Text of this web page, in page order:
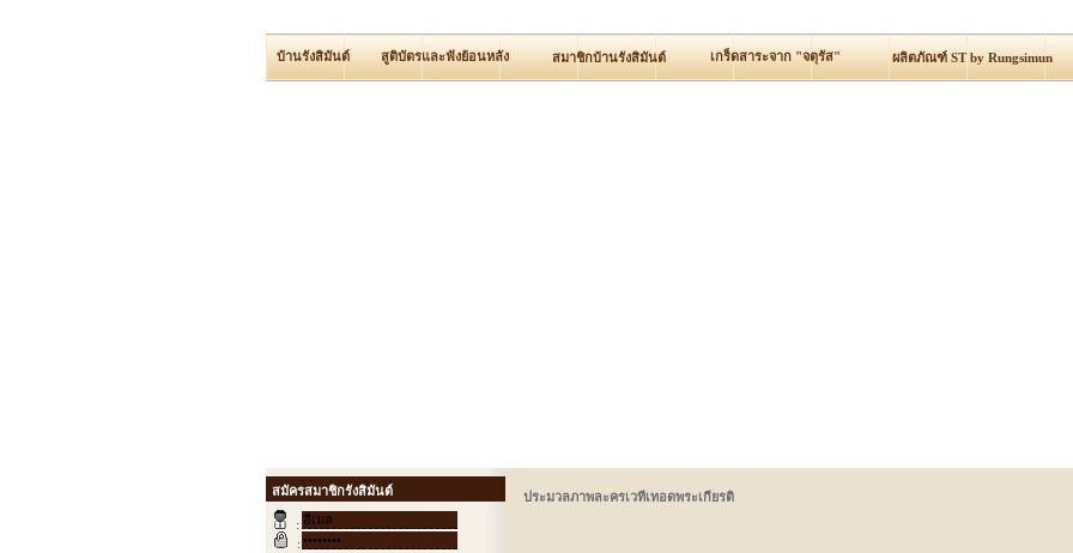
บ้านรังสิมันต์ สูติบัตรและฟังย้อนหลัง สมาชิกบ้านรังสิมันต์ เกร็ดสาระจาก "จตุรัส" ผลิตภัณฑ์ ST by Rungsimun
สมัครสมาชิกรังสิมันต์
:
:
ประมวลภาพละครเวทีเทอดพระเกียรติ